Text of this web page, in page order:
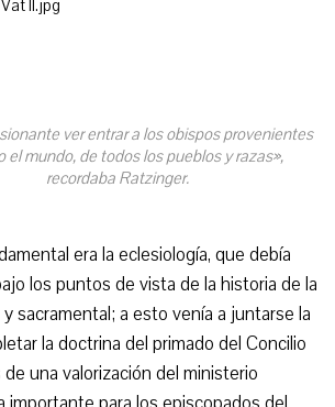
ver entrar a los obispos provenientes
el mundo, de todos los pueblos y razas»,
recordaba Ratzinger.
era la eclesiología, que debía
los puntos de vista de la historia de la
sacramental; a esto venía a juntarse la
la doctrina del primado del Concilio
una valorización del ministerio